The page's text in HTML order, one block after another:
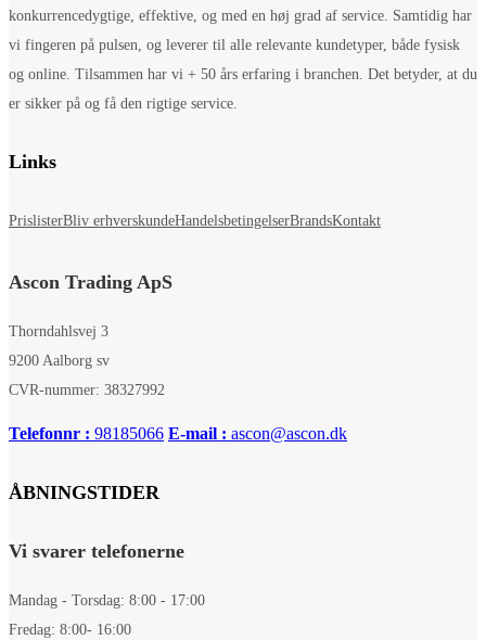
konkurrencedygtige, effektive, og med en høj grad af service. Samtidig har
vi fingeren på pulsen, og leverer til alle relevante kundetyper, både fysisk
og online. Tilsammen har vi + 50 års erfaring i branchen. Det betyder, at du
er sikker på og få den rigtige service.
Links
PrislisterBliv erhverskundeHandelsbetingelserBrandsKontakt
Ascon Trading ApS
Thorndahlsvej 3
9200 Aalborg sv
CVR-nummer: 38327992
Telefonnr : 98185066 E-mail : ascon@ascon.dk
ÅBNINGSTIDER
Vi svarer telefonerne
Mandag - Torsdag: 8:00 - 17:00
Fredag: 8:00- 16:00